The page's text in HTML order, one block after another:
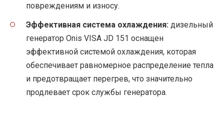
повреждениям и износу.
Эффективная система охлаждения: дизельный
генератор Onis VISA JD 151 оснащен
эффективной системой охлаждения, которая
обеспечивает равномерное распределение тепла
и предотвращает перегрев, что значительно
продлевает срок службы генератора.